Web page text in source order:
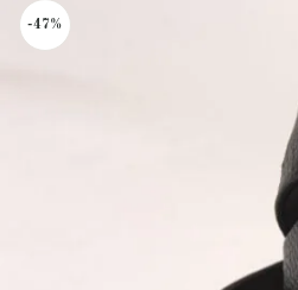
-47%